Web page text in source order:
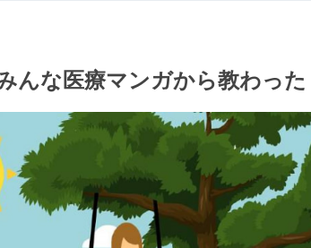
んな医療マンガから教わった